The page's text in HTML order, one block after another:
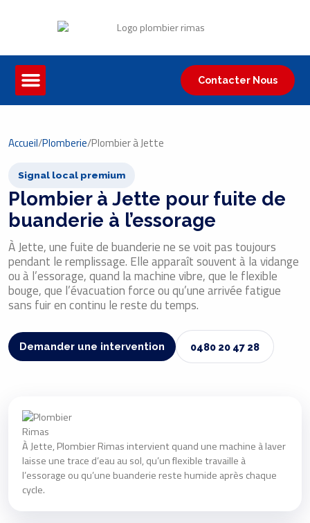
Contacter Nous
Accueil/Plomberie/Plombier à Jette
Signal local premium
Plombier à Jette pour fuite de
buanderie à l’essorage
À Jette, une fuite de buanderie ne se voit pas toujours
pendant le remplissage. Elle apparaît souvent à la vidange
ou à l’essorage, quand la machine vibre, que le flexible
bouge, que l’évacuation force ou qu’une arrivée fatigue
sans fuir en continu le reste du temps.
Demander une intervention 0480 20 47 28
À Jette, Plombier Rimas intervient quand une machine à laver
laisse une trace d’eau au sol, qu’un flexible travaille à
l’essorage ou qu’une buanderie reste humide après chaque
cycle.